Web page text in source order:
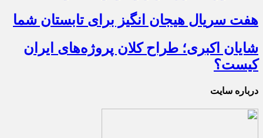
هفت سریال هیجان انگیز برای تابستان شما
شایان اکبری؛ طراح کلان پروژه‌های ایران
کیست؟
درباره سایت